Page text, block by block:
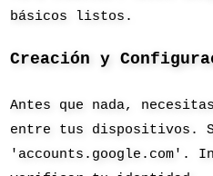
básicos listos.
Creación y
Antes que nada,
entre tus dispositivos.
'accounts.google.com'.